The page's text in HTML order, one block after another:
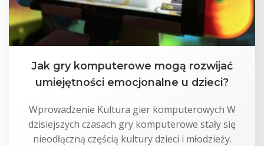
Jak gry komputerowe mogą rozwijać
umiejętności emocjonalne u dzieci?
Wprowadzenie Kultura gier komputerowych W
dzisiejszych czasach gry komputerowe stały się
nieodłączną częścią kultury dzieci i młodzieży.